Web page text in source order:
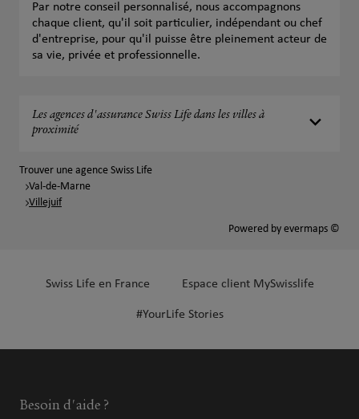
Par notre conseil personnalisé, nous accompagnons
chaque client, qu'il soit particulier, indépendant ou chef
d'entreprise, pour qu'il puisse être pleinement acteur de
sa vie, privée et professionnelle.
Les agences d'assurance Swiss Life dans les villes à
proximité
Trouver une agence Swiss Life
Val-de-Marne
Villejuif
Powered by evermaps ©
Swiss Life en France Espace client MySwisslife
#YourLife Stories
Besoin d'aide ?